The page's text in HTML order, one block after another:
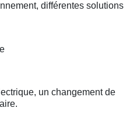
différentes solutions
un changement de